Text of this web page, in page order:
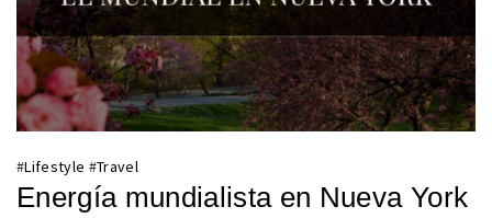
#Lifestyle #Travel
Energía mundialista en Nueva York